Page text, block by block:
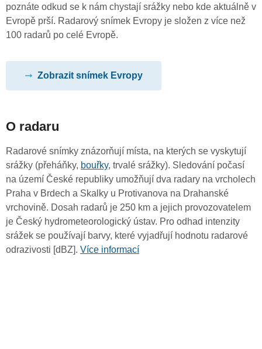
poznáte odkud se k nám chystají srážky nebo kde aktuálně v
Evropě prší. Radarový snímek Evropy je složen z více než
100 radarů po celé Evropě.
Zobrazit snímek Evropy
O radaru
Radarové snímky znázorňují místa, na kterých se vyskytují
srážky (přeháňky, bouřky, trvalé srážky). Sledování počasí
na území České republiky umožňují dva radary na vrcholech
Praha v Brdech a Skalky u Protivanova na Drahanské
vrchovině. Dosah radarů je 250 km a jejich provozovatelem
je Český hydrometeorologický ústav. Pro odhad intenzity
srážek se používají barvy, které vyjadřují hodnotu radarové
odrazivosti [dBZ]. Více informací